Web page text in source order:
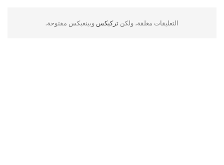
التعليقات مغلقة، ولكن تركبكس وبينغبكس مفتوحة.